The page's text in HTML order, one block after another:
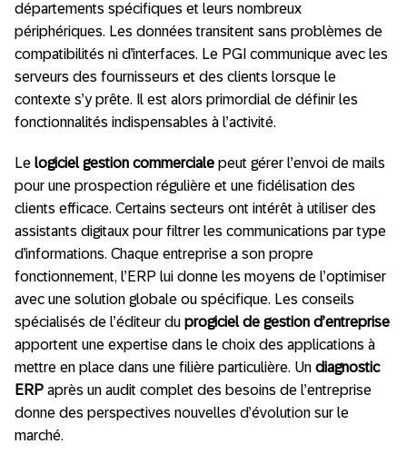
départements spécifiques et leurs nombreux
périphériques. Les données transitent sans problèmes de
compatibilités ni d’interfaces. Le PGI communique avec les
serveurs des fournisseurs et des clients lorsque le
contexte s’y prête. Il est alors primordial de définir les
fonctionnalités indispensables à l’activité.
Le logiciel gestion commerciale peut gérer l’envoi de mails
pour une prospection régulière et une fidélisation des
clients efficace. Certains secteurs ont intérêt à utiliser des
assistants digitaux pour filtrer les communications par type
d’informations. Chaque entreprise a son propre
fonctionnement, l’ERP lui donne les moyens de l’optimiser
avec une solution globale ou spécifique. Les conseils
spécialisés de l’éditeur du progiciel de gestion d’entreprise
apportent une expertise dans le choix des applications à
mettre en place dans une filière particulière. Un diagnostic
ERP après un audit complet des besoins de l’entreprise
donne des perspectives nouvelles d’évolution sur le
marché.